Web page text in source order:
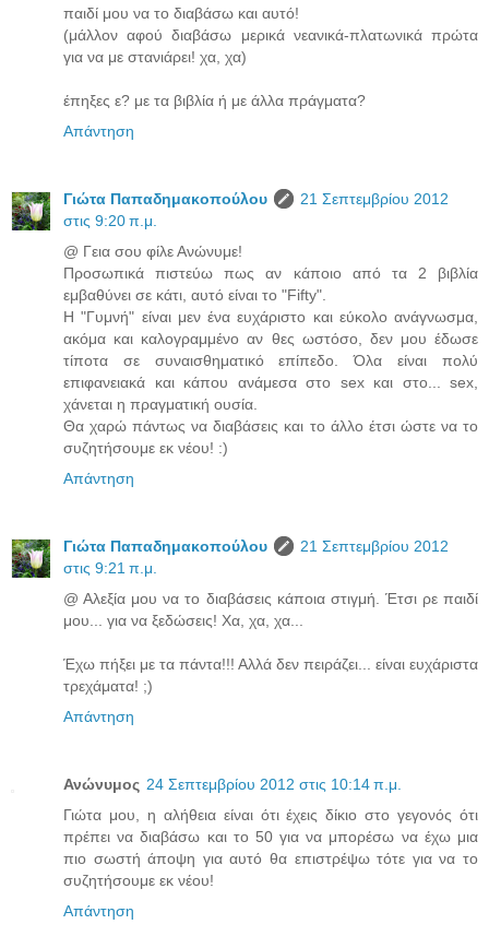
παιδί μου να το διαβάσω και αυτό!
(μάλλον αφού διαβάσω μερικά νεανικά-πλατωνικά πρώτα
για να με στανιάρει! χα, χα)
έπηξες ε? με τα βιβλία ή με άλλα πράγματα?
Απάντηση
Γιώτα Παπαδημακοπούλου
21 Σεπτεμβρίου 2012
στις 9:20 π.μ.
@ Γεια σου φίλε Ανώνυμε!
Προσωπικά πιστεύω πως αν κάποιο από τα 2 βιβλία
εμβαθύνει σε κάτι, αυτό είναι το "Fifty".
Η "Γυμνή" είναι μεν ένα ευχάριστο και εύκολο ανάγνωσμα,
ακόμα και καλογραμμένο αν θες ωστόσο, δεν μου έδωσε
τίποτα σε συναισθηματικό επίπεδο. Όλα είναι πολύ
επιφανειακά και κάπου ανάμεσα στο sex και στο... sex,
χάνεται η πραγματική ουσία.
Θα χαρώ πάντως να διαβάσεις και το άλλο έτσι ώστε να το
συζητήσουμε εκ νέου! :)
Απάντηση
Γιώτα Παπαδημακοπούλου
21 Σεπτεμβρίου 2012
στις 9:21 π.μ.
@ Αλεξία μου να το διαβάσεις κάποια στιγμή. Έτσι ρε παιδί
μου... για να ξεδώσεις! Χα, χα, χα...
Έχω πήξει με τα πάντα!!! Αλλά δεν πειράζει... είναι ευχάριστα
τρεχάματα! ;)
Απάντηση
Ανώνυμος 24 Σεπτεμβρίου 2012 στις 10:14 π.μ.
Γιώτα μου, η αλήθεια είναι ότι έχεις δίκιο στο γεγονός ότι
πρέπει να διαβάσω και το 50 για να μπορέσω να έχω μια
πιο σωστή άποψη για αυτό θα επιστρέψω τότε για να το
συζητήσουμε εκ νέου!
Απάντηση